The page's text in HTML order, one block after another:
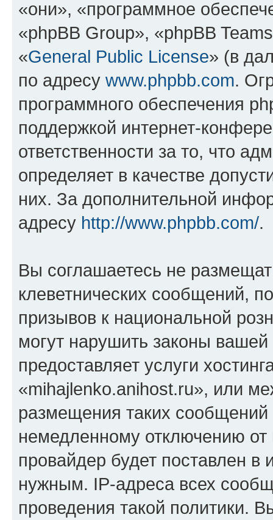
«они», «программное
«phpBB Group», «phpBB
«General Public License» (в
по адресу www.phpbb.com.
программного обеспечения
поддержкой интернет-
ответственности за то, что
определяет в качестве
них. За дополнительной
адресу http://www.phpbb.com/.
Вы соглашаетесь не
клеветнических сообщений,
призывов к национальной
могут нарушить законы
предоставляет услуги
«mihajlenko.anihost.ru», или
размещения таких
немедленному отключению
провайдер будет поставлен в
нужным. IP-адреса всех
проведения такой политики.